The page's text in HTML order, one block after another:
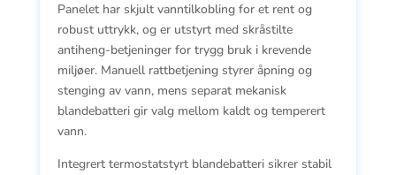
Panelet har skjult vanntilkobling for et rent og
robust uttrykk, og er utstyrt med skråstilte
antiheng-betjeninger for trygg bruk i krevende
miljøer. Manuell rattbetjening styrer åpning og
stenging av vann, mens separat mekanisk
blandebatteri gir valg mellom kaldt og temperert
vann.
Integrert termostatstyrt blandebatteri sikrer stabil